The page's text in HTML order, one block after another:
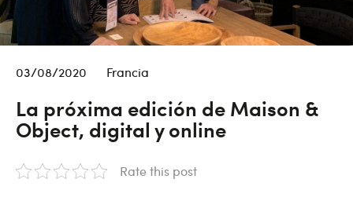
03/08/2020 Francia
La próxima edición de Maison &
Object, digital y online
Rate this post